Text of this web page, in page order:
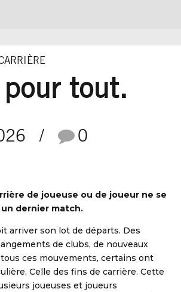
tout.
0
de joueuse ou de joueur ne se
un dernier match.
arriver son lot de départs. Des
de clubs, de nouveaux
ces mouvements, certains ont
Celle des fins de carrière. Cette
joueuses et joueurs